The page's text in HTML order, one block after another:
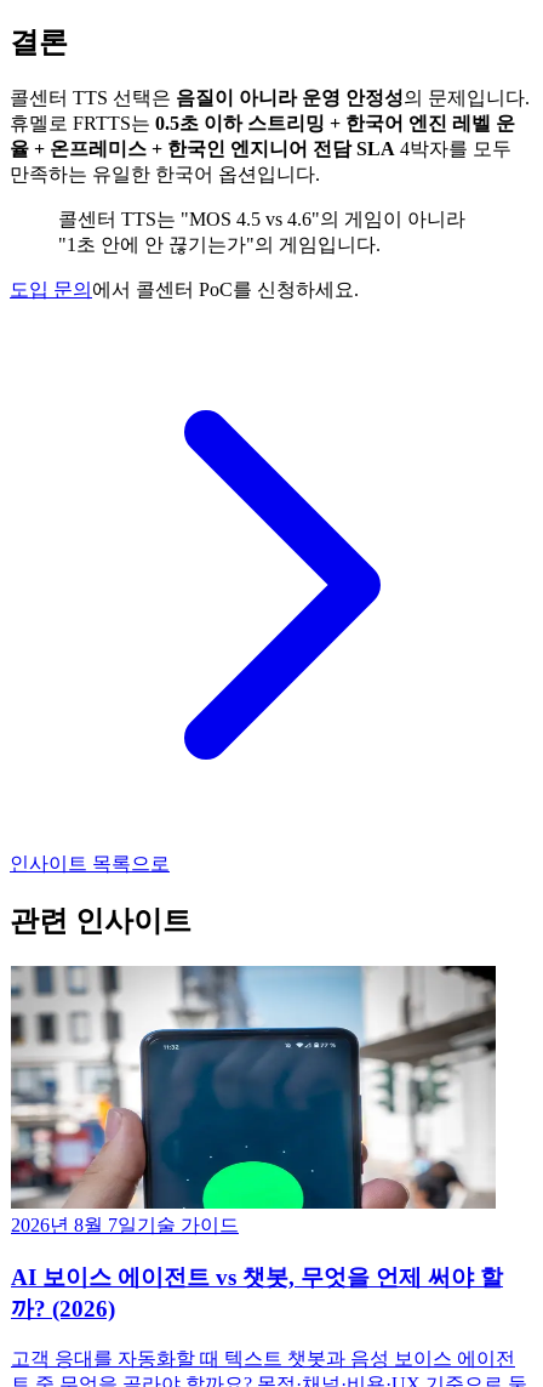
결론
콜센터 TTS 선택은 음질이 아니라 운영 안정성의 문제입니다.
휴멜로 FRTTS는 0.5초 이하 스트리밍 + 한국어 엔진 레벨 운
율 + 온프레미스 + 한국인 엔지니어 전담 SLA 4박자를 모두
만족하는 유일한 한국어 옵션입니다.
콜센터 TTS는 "MOS 4.5 vs 4.6"의 게임이 아니라
"1초 안에 안 끊기는가"의 게임입니다.
도입 문의 에서 콜센터 PoC를 신청하세요.
인사이트 목록으로
관련 인사이트
2026년 8월 7일기술 가이드
AI 보이스 에이전트 vs 챗봇, 무엇을 언제 써야 할
까? (2026)
고객 응대를 자동화할 때 텍스트 챗봇과 음성 보이스 에이전